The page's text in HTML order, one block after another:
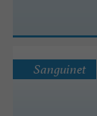
Sanguinet